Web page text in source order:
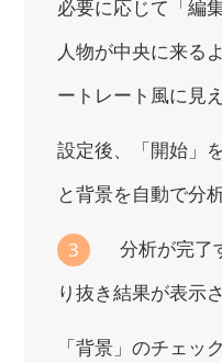
必要に応じて「編
人物が中央に来る
ートレート風に見
設定後、「開始」
と背景を自動で分
3
分析が完了
り抜き結果が表示
「背景」のチェッ